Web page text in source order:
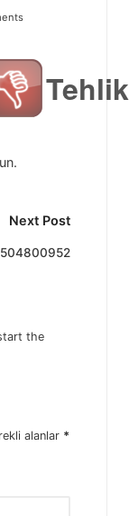
Next Post
the
alanlar *